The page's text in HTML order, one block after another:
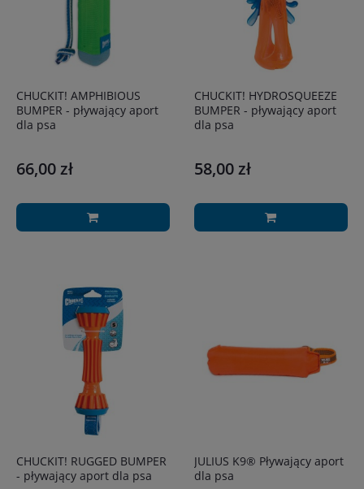
CHUCKIT! AMPHIBIOUS
BUMPER - pływający aport
dla psa
66,00 zł
CHUCKIT! HYDROSQUEEZE
BUMPER - pływający aport
dla psa
58,00 zł
CHUCKIT! RUGGED BUMPER
- pływający aport dla psa
JULIUS K9® Pływający aport
dla psa